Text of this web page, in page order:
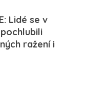
Lidé se v
ražení i